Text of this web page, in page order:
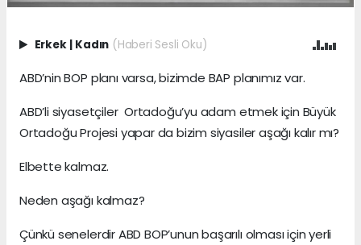
Erkek | Kadın (Haberi Sesli Oku)
ABD’nin BOP planı varsa, bizimde BAP planımız var.
ABD’li siyasetçiler Ortadoğu’yu adam etmek için Büyük
Ortadoğu Projesi yapar da bizim siyasiler aşağı kalır mı?
Elbette kalmaz.
Neden aşağı kalmaz?
Çünkü senelerdir ABD BOP’unun başarılı olması için yerli